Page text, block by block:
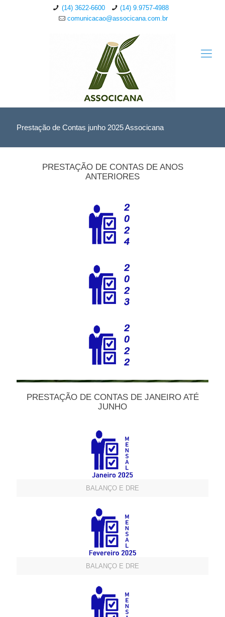
(14) 3622-6600
(14) 9.9757-4988
comunicacao@associcana.com.br
Prestação de Contas junho 2025 Associcana
PRESTAÇÃO DE CONTAS DE ANOS
ANTERIORES
PRESTAÇÃO DE CONTAS DE JANEIRO ATÉ
JUNHO
BALANÇO E DRE
BALANÇO E DRE